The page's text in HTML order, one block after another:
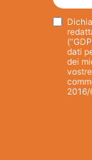
Privacy*
dati
dei
2016/